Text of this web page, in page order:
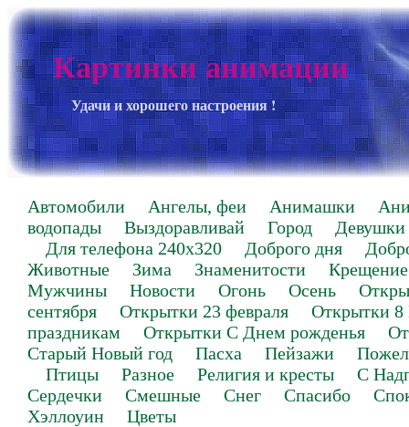
Картинки анимации
Удачи и хорошего настроения !
Автомобили Ангелы, феи Анимашки
водопады
Выздоравливай Город
Девушки
Для телефона 240х320
Доброго дня
Животные
Зима Знаменитости
Крещение
Мужчины
Новости Огонь Осень
сентября
Открытки 23 февраля
Открытки 8
праздникам
Открытки С Днем рожденья
Старый Новый год
Пасха Пейзажи
Птицы
Разное Религия и кресты
С
Сердечки
Смешные Снег Спасибо
Хэллоуин
Цветы